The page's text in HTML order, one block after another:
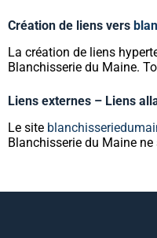
Création de liens vers
La création de liens
Blanchisserie du Maine.
Liens externes – Liens
Le site
Blanchisserie du Maine